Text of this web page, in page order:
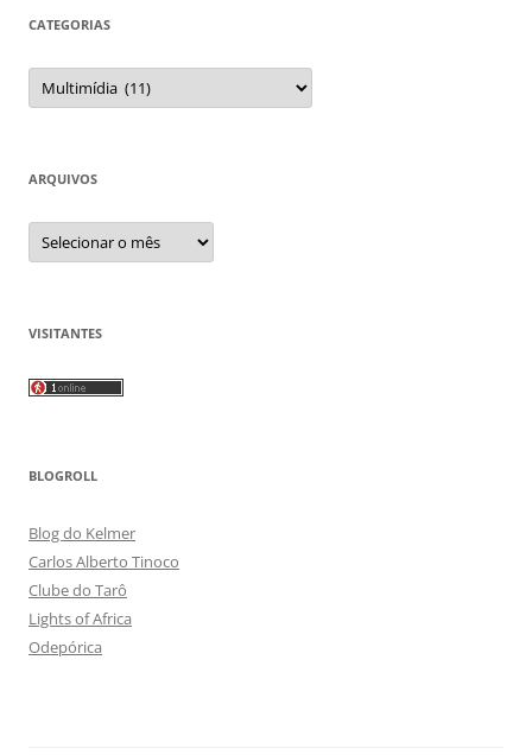
CATEGORIAS
Categorias
ARQUIVOS
Arquivos
VISITANTES
BLOGROLL
Blog do Kelmer
Carlos Alberto Tinoco
Clube do Tarô
Lights of Africa
Odepórica